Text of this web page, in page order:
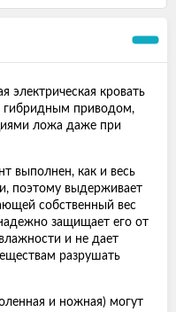
кровать
гибридным приводом,
ложа даже при
выполнен, как и весь
поэтому выдерживает
собственный вес
защищает его от
и не дает
разрушать
и ножная) могут